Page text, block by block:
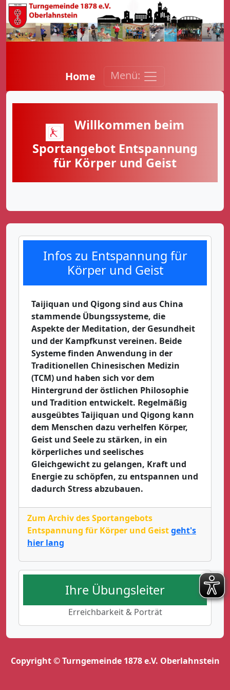
Home Menü:
Willkommen beim
Sportangebot Entspannung
für Körper und Geist
Infos zu Entspannung für
Körper und Geist
Taijiquan und Qigong sind aus China
stammende Übungssysteme, die
Aspekte der Meditation, der Gesundheit
und der Kampfkunst vereinen. Beide
Systeme finden Anwendung in der
Traditionellen Chinesischen Medizin
(TCM) und haben sich vor dem
Hintergrund der östlichen Philosophie
und Tradition entwickelt. Regelmäßig
ausgeübtes Taijiquan und Qigong kann
dem Menschen dazu verhelfen Körper,
Geist und Seele zu stärken, in ein
körperliches und seelisches
Gleichgewicht zu gelangen, Kraft und
Energie zu schöpfen, zu entspannen und
dadurch Stress abzubauen.
Zum Archiv des Sportangebots
Entspannung für Körper und Geistgeht's
hier lang
Ihre Übungsleiter
Erreichbarkeit & Porträt
Copyright © Turngemeinde 1878 e.V. Oberlahnstein